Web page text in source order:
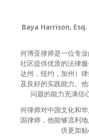
Baya Harrison, Esq.
何博亚律师是一位专
社区提供优质的法律
达州，纽约，加州）
及良好的实践能力。
问题的能力充满信
何律师对中国文化和
国律师，他能够流利
供更加贴